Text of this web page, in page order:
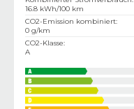
16.8 kWh/100 km
CO2-Emission kombiniert:
0 g/km
CO2-Klasse:
A